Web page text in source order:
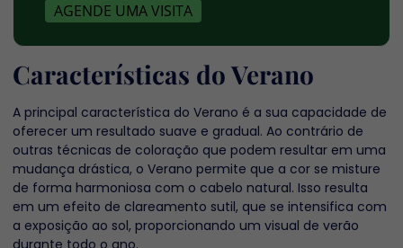
AGENDE UMA VISITA
Características do Verano
A principal característica do Verano é a sua capacidade de
oferecer um resultado suave e gradual. Ao contrário de
outras técnicas de coloração que podem resultar em uma
mudança drástica, o Verano permite que a cor se misture
de forma harmoniosa com o cabelo natural. Isso resulta
em um efeito de clareamento sutil, que se intensifica com
a exposição ao sol, proporcionando um visual de verão
durante todo o ano.